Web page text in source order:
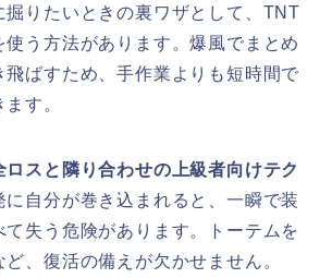
掘りたいときの裏ワザとして、TNT
う方法があります。爆風でまとめ
飛ばすため、手作業よりも短時間で
す。
ロスと隣り合わせの上級者向けテク
に自分が巻き込まれると、一瞬で装
失う危険があります。トーテムを
、復活の備えが欠かせません。